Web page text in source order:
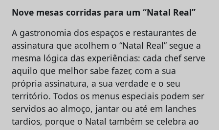
Nove mesas corridas para um “Natal Real”
A gastronomia dos espaços e restaurantes de
assinatura que acolhem o “Natal Real” segue a
mesma lógica das experiências: cada chef serve
aquilo que melhor sabe fazer, com a sua
própria assinatura, a sua verdade e o seu
território. Todos os menus especiais podem ser
servidos ao almoço, jantar ou até em lanches
tardios, porque o Natal também se celebra ao